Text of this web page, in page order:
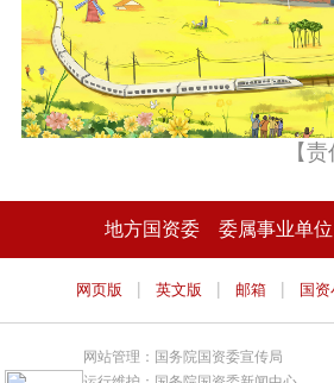
【
地方国资委 委属事业单位
网页版 | 英文版 | 邮箱 | 国
网站管理：国务院国资委宣传局